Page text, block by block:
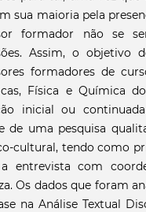
sua maioria pela
formador não se
Assim, o objetivo
formadores de
Física e Química
inicial ou
de uma pesquisa
cultural, tendo como
entrevista com
Os dados que foram
na Análise Textual